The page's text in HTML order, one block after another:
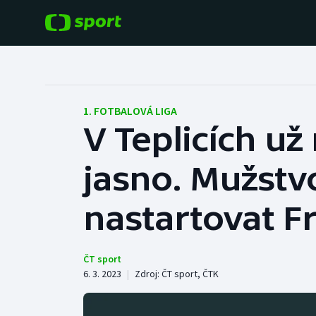
Hokej
Tenis
Baseball a softbal
Basketbal
Biatlon
1. FOTBALOVÁ LIGA
V Teplicích
jasno.
nastartovat
ČT sport
6. 3. 2023 | Zdroj: ČT sport, ČTK